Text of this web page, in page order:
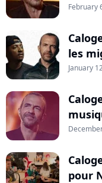
February
les
January
pour